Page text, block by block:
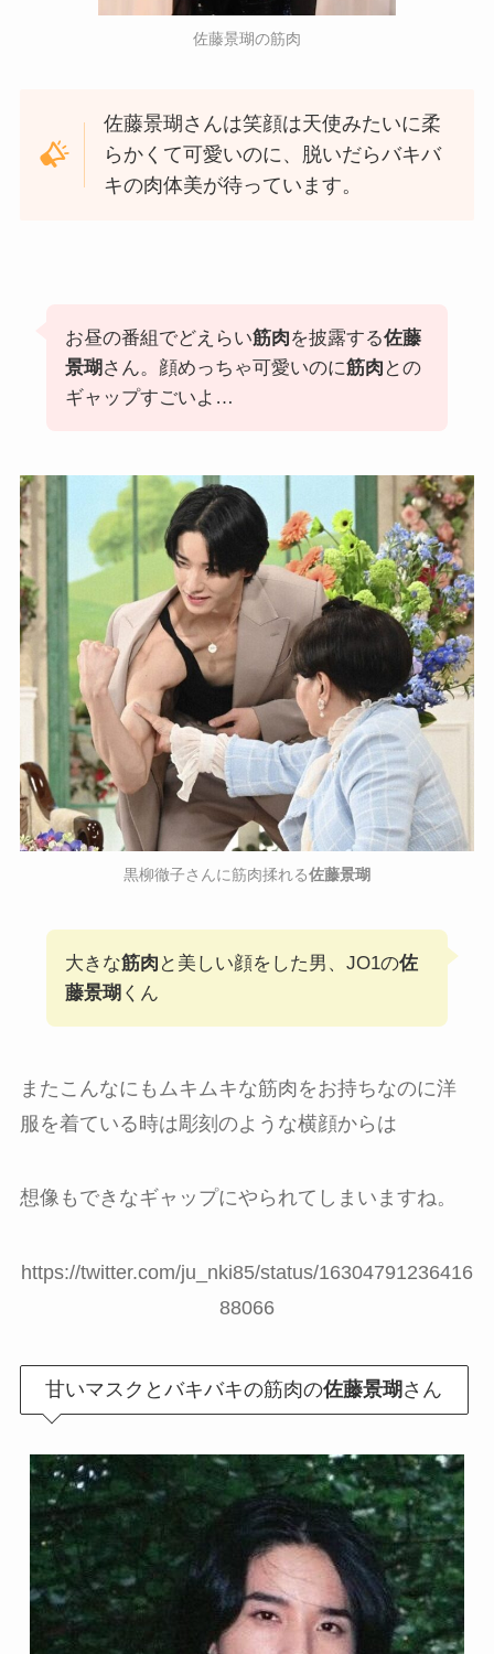
佐藤景瑚の筋肉
佐藤景瑚さんは笑顔は天使みたいに柔
らかくて可愛いのに、脱いだらバキバ
キの肉体美が待っています。
お昼の番組でどえらい筋肉を披露する佐藤
景瑚 さん。顔めっちゃ可愛いのに筋肉 との
ギャップすごいよ…
黒柳徹子さんに筋肉揉れる佐藤景瑚
大きな筋肉 と美しい顔をした男、JO1の佐
藤景瑚 くん
またこんなにもムキムキな筋肉をお持ちなのに洋
服を着ている時は彫刻のような横顔からは
想像もできなギャップにやられてしまいますね。
https://twitter.com/ju_nki85/status/16304791236416
88066
甘いマスクとバキバキの筋肉の佐藤景瑚 さん